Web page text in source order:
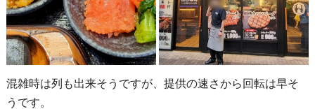
混雑時は列も出来そうですが、提供の速さから回転は早そ
うです。